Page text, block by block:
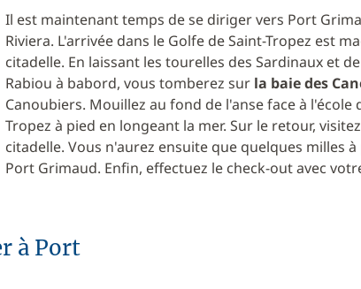
Il est maintenant temps de se diriger vers Port
Riviera. L'arrivée dans le Golfe de Saint-Tropez est
citadelle. En laissant les tourelles des Sardinaux et
Rabiou à babord, vous tomberez sur la baie des
Canoubiers. Mouillez au fond de l'anse face à
Tropez à pied en longeant la mer. Sur le retour, visitez
citadelle. Vous n'aurez ensuite que quelques milles
Port Grimaud. Enfin, effectuez le check-out avec
à Port